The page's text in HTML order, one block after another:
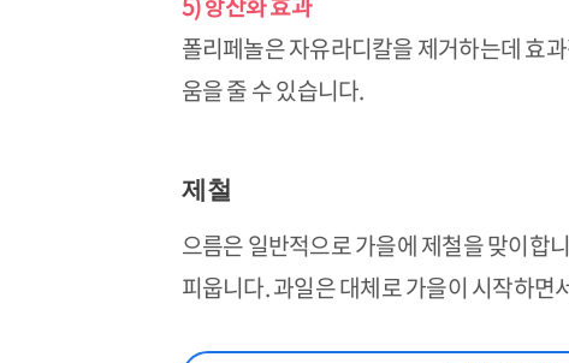
폴리페놀은 자유라디칼을 제거하는데 효
움을 줄 수 있습니다.
제철
으름은 일반적으로 가을에 제철을 맞이합
피웁니다. 과일은 대체로 가을이 시작하면